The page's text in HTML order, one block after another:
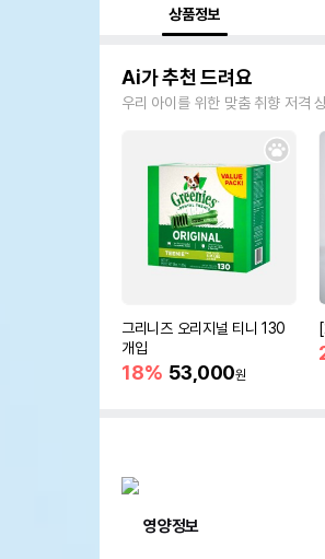
상품정보
Ai가 추천 드려요
우리 아이를 위한 맞춤 취향 저격
그리니즈 오리지널 티니 130
개입
18% 53,000원
영양정보